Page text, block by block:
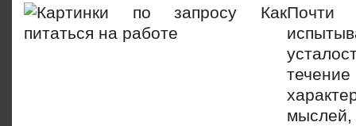
Почти